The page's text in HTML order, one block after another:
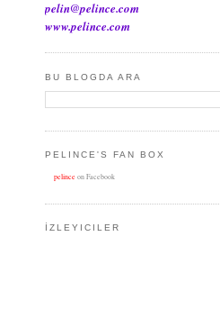
pelin@pelince.com
www.pelince.com
BU BLOGDA ARA
PELINCE'S FAN BOX
pelince on Facebook
İZLEYICILER